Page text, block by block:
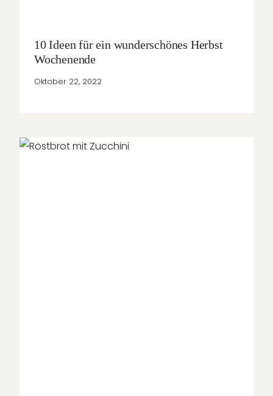
10 Ideen für ein wunderschönes Herbst
Wochenende
Oktober 22, 2022